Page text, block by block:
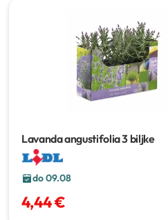
Lavanda angustifolia3 biljke
do 09.08
4,44 €